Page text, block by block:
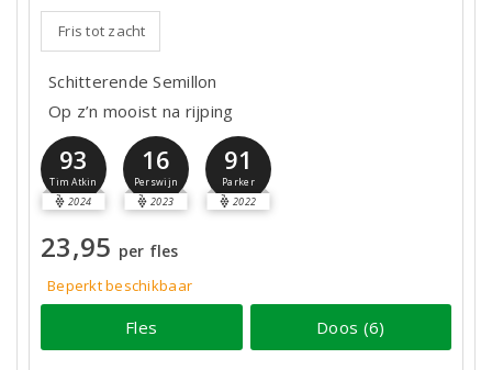
Fris tot zacht
Schitterende Semillon
Op z’n mooist na rijping
93
Tim Atkin
2024
16
Perswijn
2023
91
Parker
2022
23,95 per fles
Beperkt beschikbaar
Fles Doos (6)